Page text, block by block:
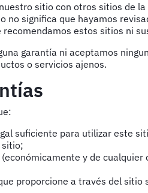
sitio con otros sitios de
no significa que hayamos
recomendamos estos sitios ni
garantía ni aceptamos
o servicios ajenos.
suficiente para utilizar este
sitio;
y de
proporcione a través del sitio